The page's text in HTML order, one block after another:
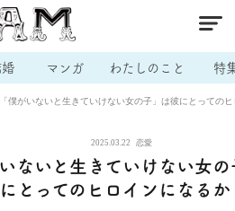
婚 マンガ わたしのこと 特
「僕がいないと生きていけない女の子」は彼にとっての
2025.03.22 恋愛
いないと生きていけない女
にとってのヒロインになるか
の本音 # セフレ # 不倫
ッチングアプリ # ラブグッズ # 体の相